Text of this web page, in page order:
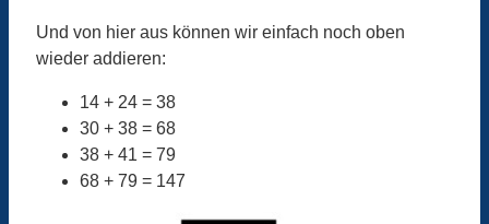
Und von hier aus können wir einfach noch oben
wieder addieren:
14 + 24 = 38
30 + 38 = 68
38 + 41 = 79
68 + 79 = 147